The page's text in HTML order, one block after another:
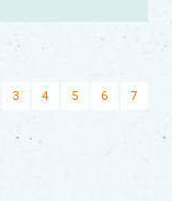
3 4 5 6 7